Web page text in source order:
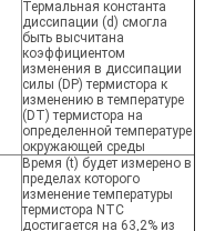
Термальная константа
диссипации (d) смогла
быть высчитана
коэффициентом
изменения в диссипации
силы (DP) термистора к
изменению в температуре
(DT) термистора на
определенной температуре
окружающей среды
Время (t) будет измерено в
пределах которого
изменение температуры
термистора NTC
достигается на 63,2% из